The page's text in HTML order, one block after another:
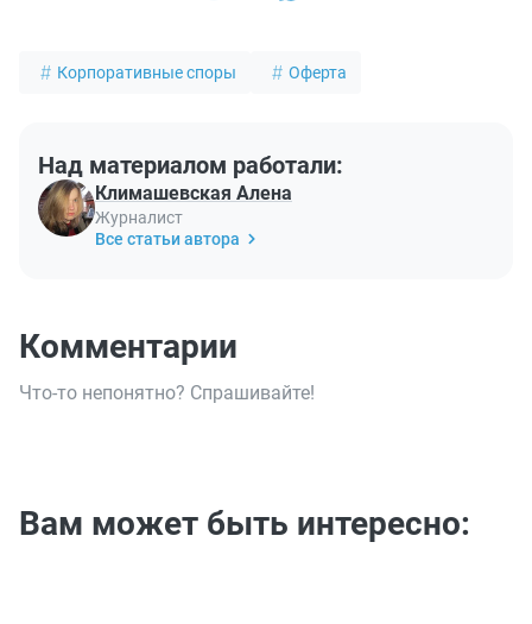
Корпоративные споры Оферта
Над материалом работали:
Климашевская Алена
Журналист
Все статьи автора
Комментарии
Что-то непонятно? Спрашивайте!
Вам может быть интересно: